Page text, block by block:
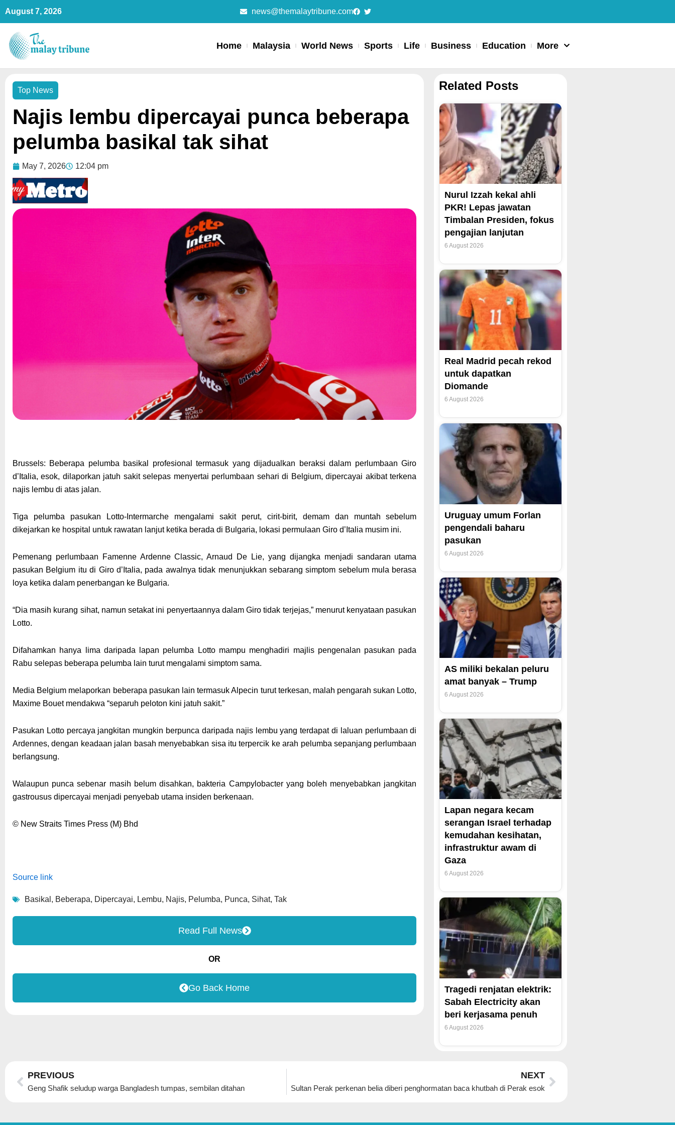
Skip
content
August 7, 2026 news@themalaytribune.com
Home Malaysia World News Sports Life Business Education More
Top News
Najis lembu dipercayai punca beberapa
pelumba basikal tak sihat
May 7, 2026 12:04 pm
Brussels: Beberapa pelumba basikal profesional termasuk yang dijadualkan beraksi dalam perlumbaan Giro
d’Italia, esok, dilaporkan jatuh sakit selepas menyertai perlumbaan sehari di Belgium, dipercayai akibat terkena
najis lembu di atas jalan.
Tiga pelumba pasukan Lotto-Intermarche mengalami sakit perut, cirit-birit, demam dan muntah sebelum
dikejarkan ke hospital untuk rawatan lanjut ketika berada di Bulgaria, lokasi permulaan Giro d’Italia musim ini.
Pemenang perlumbaan Famenne Ardenne Classic, Arnaud De Lie, yang dijangka menjadi sandaran utama
pasukan Belgium itu di Giro d’Italia, pada awalnya tidak menunjukkan sebarang simptom sebelum mula berasa
loya ketika dalam penerbangan ke Bulgaria.
“Dia masih kurang sihat, namun setakat ini penyertaannya dalam Giro tidak terjejas,” menurut kenyataan pasukan
Lotto.
Difahamkan hanya lima daripada lapan pelumba Lotto mampu menghadiri majlis pengenalan pasukan pada
Rabu selepas beberapa pelumba lain turut mengalami simptom sama.
Media Belgium melaporkan beberapa pasukan lain termasuk Alpecin turut terkesan, malah pengarah sukan Lotto,
Maxime Bouet mendakwa “separuh peloton kini jatuh sakit.”
Pasukan Lotto percaya jangkitan mungkin berpunca daripada najis lembu yang terdapat di laluan perlumbaan di
Ardennes, dengan keadaan jalan basah menyebabkan sisa itu terpercik ke arah pelumba sepanjang perlumbaan
berlangsung.
Walaupun punca sebenar masih belum disahkan, bakteria Campylobacter yang boleh menyebabkan jangkitan
gastrousus dipercayai menjadi penyebab utama insiden berkenaan.
© New Straits Times Press (M) Bhd
Source link
Basikal , Beberapa, Dipercayai, Lembu, Najis, Pelumba, Punca, Sihat, Tak
Read Full News
OR
Go Back Home
Related Posts
Nurul Izzah kekal ahli
PKR! Lepas jawatan
Timbalan Presiden, fokus
pengajian lanjutan
6 August 2026
Real Madrid pecah rekod
untuk dapatkan
Diomande
6 August 2026
Uruguay umum Forlan
pengendali baharu
pasukan
6 August 2026
AS miliki bekalan peluru
amat banyak – Trump
6 August 2026
Lapan negara kecam
serangan Israel terhadap
kemudahan kesihatan,
infrastruktur awam di
Gaza
6 August 2026
Tragedi renjatan elektrik:
Sabah Electricity akan
beri kerjasama penuh
6 August 2026
Prev
PREVIOUS
Geng Shafik seludup warga Bangladesh tumpas, sembilan ditahan
NEXT
Sultan Perak perkenan belia diberi penghormatan baca khutbah di Perak esok
Next